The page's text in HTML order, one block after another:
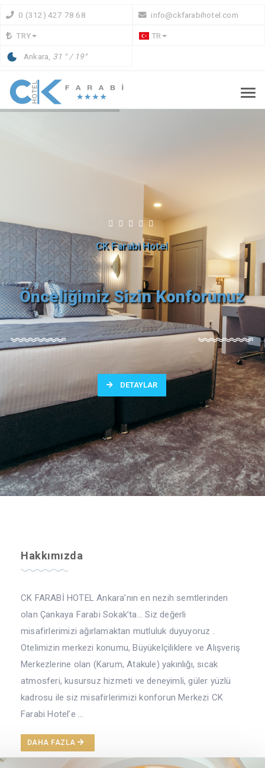
0 (312) 427 78 68 info@ckfarabihotel.com
TRY TR
Ankara, 31 ° / 19°
Önceliğimiz Sizin Konforunuz
DETAYLAR
CK Farabi Hotel
Hakkımızda
CK FARABİ HOTEL Ankara’nın en nezih semtlerinden
olan Çankaya Farabi Sokak’ta... Siz değerli
misafirlerimizi ağırlamaktan mutluluk duyuyoruz .
Otelimizin merkezi konumu, Büyükelçiliklere ve Alışveriş
Merkezlerine olan (Karum, Atakule) yakınlığı, sıcak
atmosferi, kusursuz hizmeti ve deneyimli, güler yüzlü
kadrosu ile siz misafirlerimizi konforun Merkezi CK
Farabi Hotel’e ...
DAHA FAZLA